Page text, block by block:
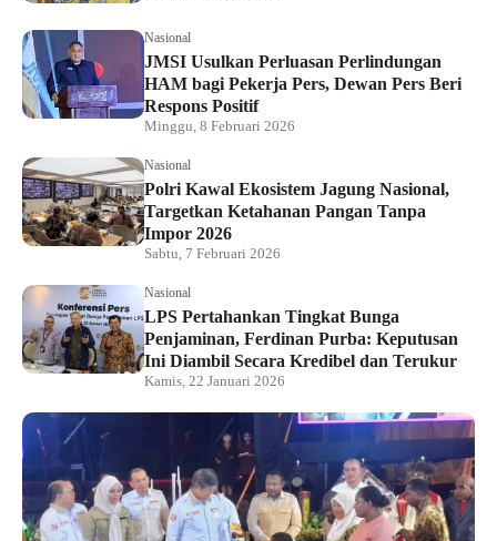
Nasional
JMSI Usulkan Perluasan Perlindungan
HAM bagi Pekerja Pers, Dewan Pers Beri
Respons Positif
Minggu, 8 Februari 2026
Nasional
Polri Kawal Ekosistem Jagung Nasional,
Targetkan Ketahanan Pangan Tanpa
Impor 2026
Sabtu, 7 Februari 2026
Nasional
LPS Pertahankan Tingkat Bunga
Penjaminan, Ferdinan Purba: Keputusan
Ini Diambil Secara Kredibel dan Terukur
Kamis, 22 Januari 2026